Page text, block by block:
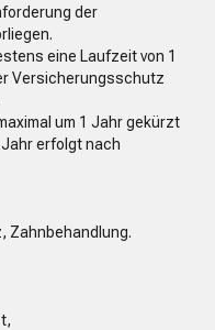
der
eine Laufzeit von 1
Versicherungsschutz
um 1 Jahr gekürzt
erfolgt nach
Zahnbehandlung.